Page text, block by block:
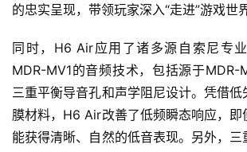
的忠实呈现，带领玩家深入“走进”游戏世界
同时，H6 Air应用了诸多源自索尼专
MDR-MV1的音频技术，包括源于MDR-
三重平衡导音孔和声学阻尼设计。凭借
膜材料，H6 Air改善了低频瞬态响应，即
能获得清晰、自然的低音表现。另外，